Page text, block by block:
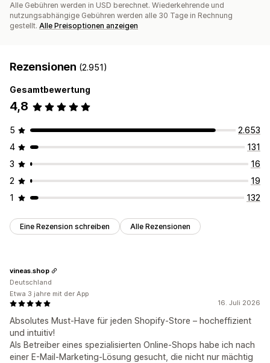
Alle Gebühren werden in USD berechnet. Wiederkehrende und
nutzungsabhängige Gebühren werden alle 30 Tage in Rechnung
gestellt. Alle Preisoptionen anzeigen
Rezensionen (2.951)
Gesamtbewertung
4,8
5
2.653
4
131
3
16
2
19
1
132
Eine Rezension schreiben Alle Rezensionen
16. Juli 2026
Absolutes Must-Have für jeden Shopify-Store – hocheffizient
und intuitiv!
Als Betreiber eines spezialisierten Online-Shops habe ich nach
einer E-Mail-Marketing-Lösung gesucht, die nicht nur mächtig
vineas.shop
Deutschland
Etwa 3 jahre mit der App